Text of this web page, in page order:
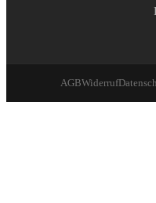
AGBWiderruf